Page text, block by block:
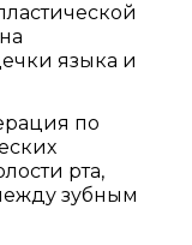
языка и
по
рта,
зубным